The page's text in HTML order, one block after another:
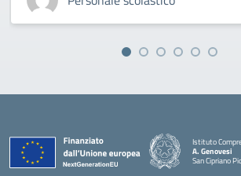
Istituto
A. Genovesi
San Cipriano
— Visita la